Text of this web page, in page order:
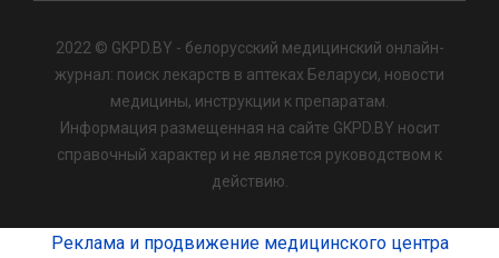
2022 © GKPD.BY - белорусский медицинский онлайн-
журнал: поиск лекарств в аптеках Беларуси, новости
медицины, инструкции к препаратам.
Информация размещенная на сайте GKPD.BY носит
справочный характер и не является руководством к
действию.
Реклама и продвижение медицинского центра